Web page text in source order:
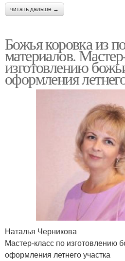
читать дальше →
Божья коровка из
материалов.
изготовлению
оформления
Наталья Черникова
Мастер-класс по изготовлению
оформления летнего участка